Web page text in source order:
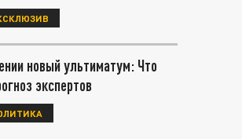
новый ультиматум: Что
экспертов